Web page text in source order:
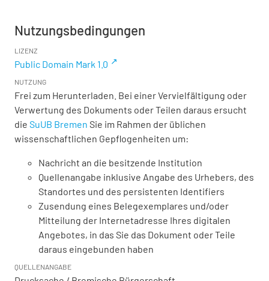
Nutzungsbedingungen
LIZENZ
Public Domain Mark 1.0
NUTZUNG
Frei zum Herunterladen. Bei einer Vervielfältigung oder
Verwertung des Dokuments oder Teilen daraus ersucht
die SuUB Bremen Sie im Rahmen der üblichen
wissenschaftlichen Gepflogenheiten um:
Nachricht an die besitzende Institution
Quellenangabe inklusive Angabe des Urhebers, des
Standortes und des persistenten Identifiers
Zusendung eines Belegexemplares und/oder
Mitteilung der Internetadresse Ihres digitalen
Angebotes, in das Sie das Dokument oder Teile
daraus eingebunden haben
QUELLENANGABE